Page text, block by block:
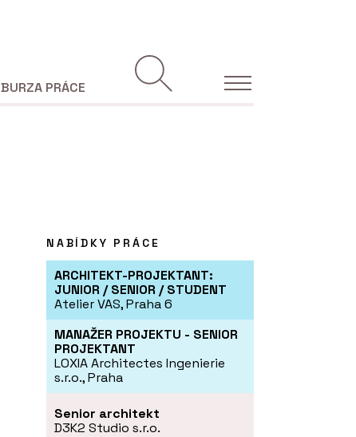
BURZA PRÁCE
NABÍDKY PRÁCE
ARCHITEKT-PROJEKTANT:
JUNIOR / SENIOR / STUDENT
Atelier VAS, Praha 6
MANAŽER PROJEKTU - SENIOR
PROJEKTANT
LOXIA Architectes Ingenierie
s.r.o., Praha
Senior architekt
D3K2 Studio s.r.o.